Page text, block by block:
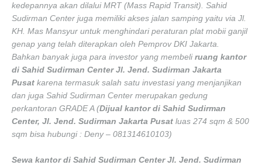
kedepannya akan dilalui MRT (Mass Rapid Transit). Sahid
Sudirman Center juga memiliki akses jalan samping yaitu via Jl.
KH. Mas Mansyur untuk menghindari peraturan plat mobii ganjil
genap yang telah diterapkan oleh Pemprov DKI Jakarta.
Bahkan banyak juga para investor yang membeliruang kantor
di Sahid Sudirman Center Jl. Jend. Sudirman Jakarta
Pusat karena termasuk salah satu investasi yang menjanjikan
dan juga Sahid Sudirman Center merupakan gedung
perkantoran GRADE A (Dijual kantor di Sahid Sudirman
Center, Jl. Jend. Sudirman Jakarta Pusat luas 274 sqm & 500
sqm bisa hubungi : Deny – 081314610103)
Sewa kantor di Sahid Sudirman Center Jl. Jend. Sudirman